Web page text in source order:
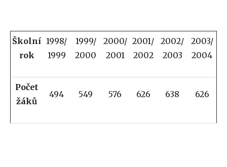
Školní
rok
1998/
1999
1999/
2000
2000/
2001
2001/
2002
2002/
2003
2003/
2004
Počet
žáků
494 549 576 626 638 626